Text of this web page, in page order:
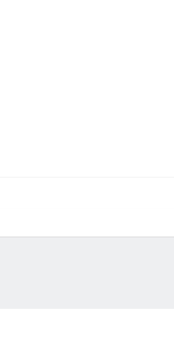
می باشد.